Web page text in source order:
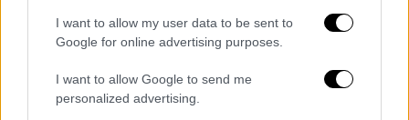
I want to allow my user data to be sent to
Google for online advertising purposes.
I want to allow Google to send me
personalized advertising.
πανικού».